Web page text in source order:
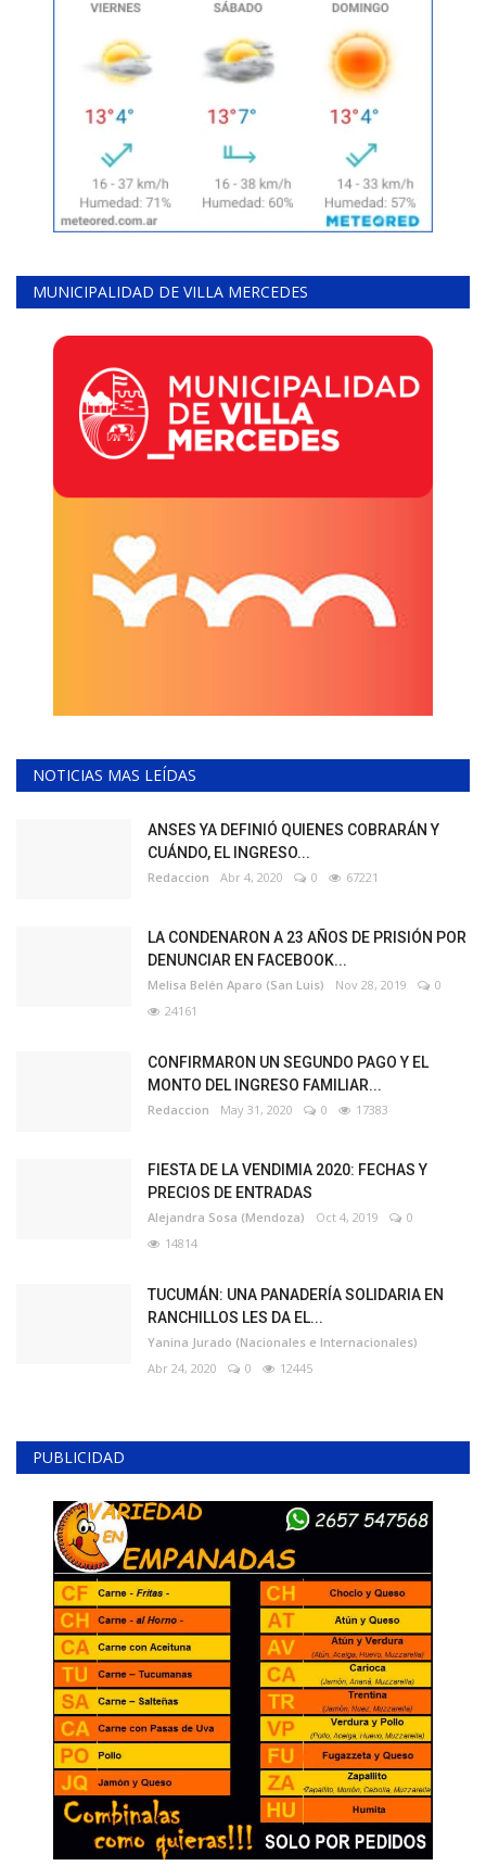
MUNICIPALIDAD DE VILLA MERCEDES
NOTICIAS MAS LEÍDAS
ANSES YA DEFINIÓ QUIENES COBRARÁN Y
CUÁNDO, EL INGRESO...
Redaccion Abr 4, 2020 0 67221
LA CONDENARON A 23 AÑOS DE PRISIÓN POR
DENUNCIAR EN FACEBOOK...
Melisa Belén Aparo (San Luis) Nov 28, 2019
0
24161
CONFIRMARON UN SEGUNDO PAGO Y EL
MONTO DEL INGRESO FAMILIAR...
Redaccion May 31, 2020 0 17383
FIESTA DE LA VENDIMIA 2020: FECHAS Y
PRECIOS DE ENTRADAS
Alejandra Sosa (Mendoza) Oct 4, 2019
0
14814
TUCUMÁN: UNA PANADERÍA SOLIDARIA EN
RANCHILLOS LES DA EL...
Yanina Jurado (Nacionales e Internacionales)
Abr 24, 2020
0 12445
PUBLICIDAD